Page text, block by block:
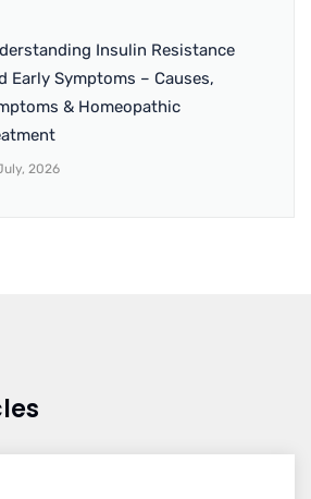
Insulin Resistance
Early Symptoms – Causes,
& Homeopathic
2026